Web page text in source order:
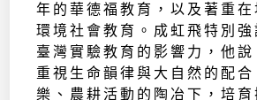
年的華德福教育，以及著重在
環境社會教育。成虹飛特別
臺灣實驗教育的影響力，他說
重視生命韻律與大自然的配
樂、農耕活動的陶冶下，培育